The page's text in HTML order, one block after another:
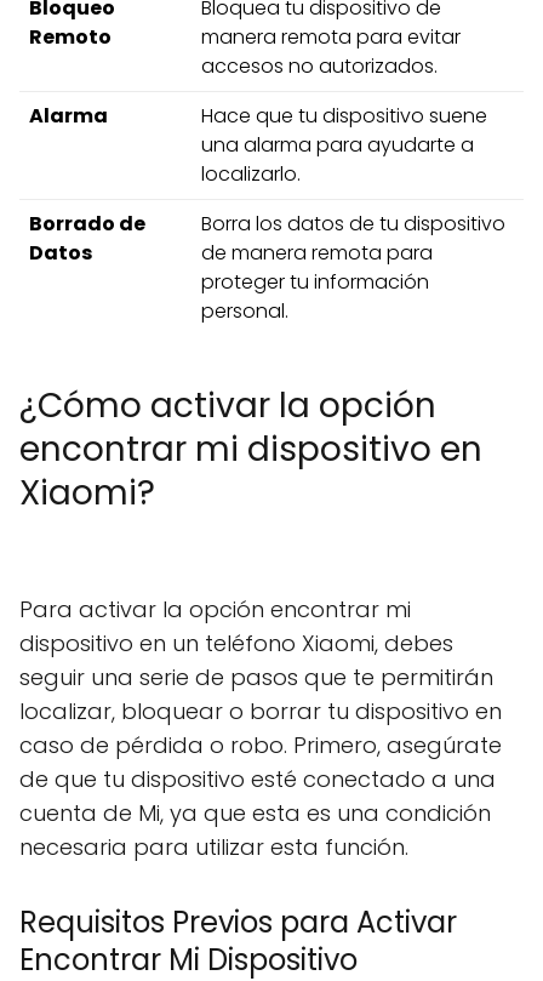
Bloqueo
Remoto
Bloquea tu dispositivo de
manera remota para evitar
accesos no autorizados.
Alarma
Hace que tu dispositivo suene
una alarma para ayudarte a
localizarlo.
Borrado de
Datos
Borra los datos de tu dispositivo
de manera remota para
proteger tu información
personal.
¿Cómo activar la opción
encontrar mi dispositivo en
Xiaomi?
Para activar la opción encontrar mi
dispositivo en un teléfono Xiaomi, debes
seguir una serie de pasos que te permitirán
localizar, bloquear o borrar tu dispositivo en
caso de pérdida o robo. Primero, asegúrate
de que tu dispositivo esté conectado a una
cuenta de Mi, ya que esta es una condición
necesaria para utilizar esta función.
Requisitos Previos para Activar
Encontrar Mi Dispositivo